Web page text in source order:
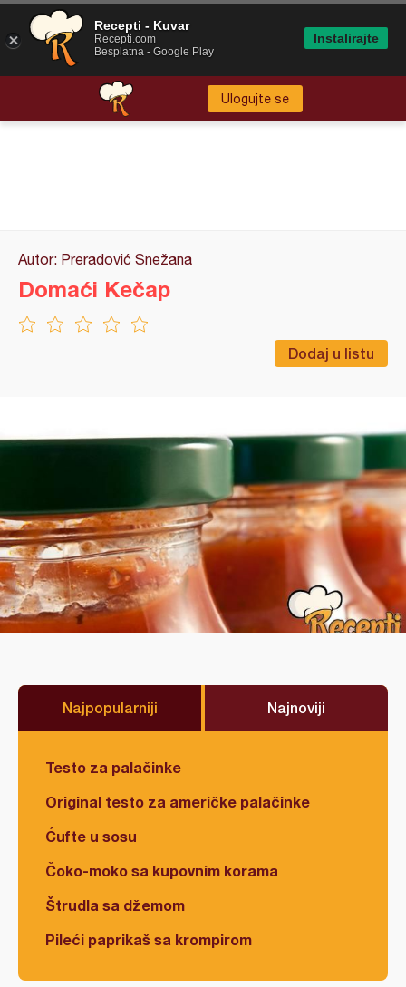
Ulogujte se
Autor: Preradović Snežana
Dodaj u listu
Domaći Kečap
Najpopularniji Najnoviji
Testo za palačinke
Original testo za američke palačinke
Ćufte u sosu
Čoko-moko sa kupovnim korama
Štrudla sa džemom
Pileći paprikaš sa krompirom
Recepti - Kuvar
Recepti.com
Besplatna - Google Play
Instalirajte